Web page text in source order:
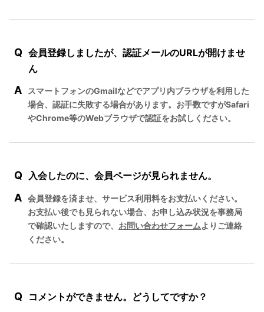
Q 会員登録しましたが、認証メールのURLが開けませ
ん
A
スマートフォンのGmailなどでアプリ内ブラウザを利用した
場合、認証に失敗する場合があります。お手数ですがSafari
やChrome等のWebブラウザで認証をお試しください。
Q 入会したのに、会員ページが見られません。
A 会員登録を済ませ、サービス利用料をお支払いください。
お支払い後でも見られない場合、お申し込み状況を事務局
で確認いたしますので、 お問い合わせフォームよりご連絡
ください。
Q コメントができません。どうしてですか？